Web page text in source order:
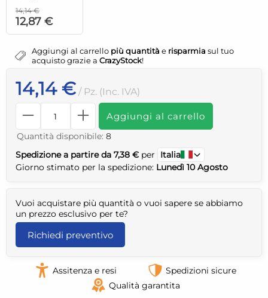
14,14 €
12,87 €
Aggiungi al carrello più quantità e risparmia sul tuo
acquisto grazie a CrazyStock!
14,14 € / Pz. (Inc. IVA)
Aggiungi al carrello
Quantità disponibile: 8
Spedizione a partire da 7,38 € per
Italia
Giorno stimato per la spedizione: Lunedì 10 Agosto
Vuoi acquistare più quantità o vuoi sapere se abbiamo
un prezzo esclusivo per te?
Richiedi preventivo
Assitenza e resi
Spedizioni sicure
Qualità garantita